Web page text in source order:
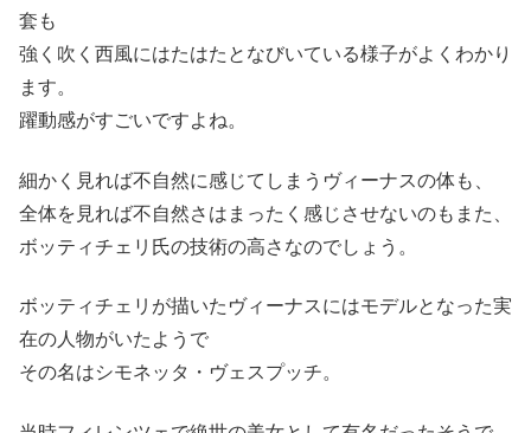
套も
強く吹く西風にはたはたとなびいている様子がよくわかり
ます。
躍動感がすごいですよね。
細かく見れば不自然に感じてしまうヴィーナスの体も、
全体を見れば不自然さはまったく感じさせないのもまた、
ボッティチェリ氏の技術の高さなのでしょう。
ボッティチェリが描いたヴィーナスにはモデルとなった実
在の人物がいたようで
その名はシモネッタ・ヴェスプッチ。